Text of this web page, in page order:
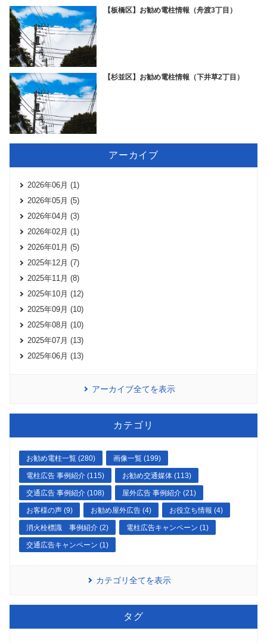
【板橋区】お勧め電柱情報（舟渡3丁目）
【杉並区】お勧め電柱情報（下井草2丁目）
アーカイブ
2026年06月 (1)
2026年05月 (5)
2026年04月 (3)
2026年02月 (1)
2026年01月 (5)
2025年12月 (7)
2025年11月 (8)
2025年10月 (12)
2025年09月 (10)
2025年08月 (10)
2025年07月 (13)
2025年06月 (13)
アーカイブ全てを表示
カテゴリ
お勧め電柱一覧 (280) 画像一覧 (199)
電柱広告 事例紹介 (115) お勧め交通媒体 (113)
交通広告 事例紹介 (108) 屋外広告 事例紹介 (21)
お客様の声 (9) お勧め屋外広告 (4) お役立ち情報 (4)
消火栓標識 事例紹介 (2) 電柱広告キャンペーン (1)
交通広告キャンペーン (1)
カテゴリ全てを表示
タグ